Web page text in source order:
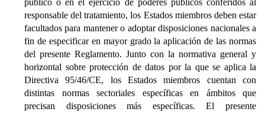
público o en el ejercicio de poderes públicos conferidos al
responsable del tratamiento, los Estados miembros deben estar
facultados para mantener o adoptar disposiciones nacionales a
fin de especificar en mayor grado la aplicación de las normas
del presente Reglamento. Junto con la normativa general y
horizontal sobre protección de datos por la que se aplica la
Directiva 95/46/CE, los Estados miembros cuentan con
distintas normas sectoriales específicas en ámbitos que
precisan disposiciones más específicas. El presente